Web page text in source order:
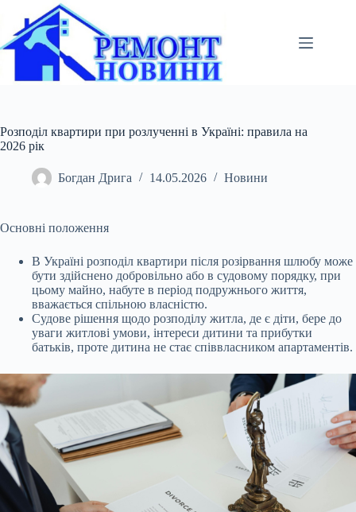
вмісту
Розподіл квартири при розлученні в Україні: правила на
2026 рік
Богдан Дрига 14.05.2026 Новини
Основні положення
В Україні розподіл квартири після розірвання шлюбу може
бути здійснено добровільно або в судовому порядку, при
цьому майно, набуте в період подружнього життя,
вважається спільною власністю.
Судове рішення щодо розподілу житла, де є діти, бере до
уваги житлові умови, інтереси дитини та прибутки
батьків, проте дитина не стає співвласником апартаментів.